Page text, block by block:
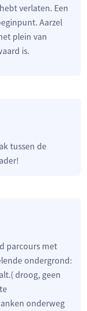
verlaten. Een
Aarzel
plein van
is.
tussen de
parcours met
ondergrond:
droog, geen
onderweg